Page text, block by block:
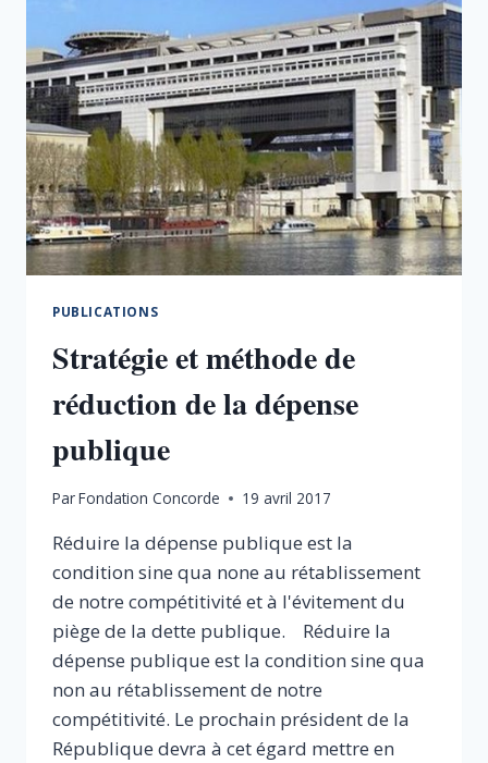
PUBLICATIONS
Stratégie et méthode de
réduction de la dépense
publique
ParFondation Concorde 19 avril 2017
Réduire la dépense publique est la
condition sine qua none au rétablissement
de notre compétitivité et à l'évitement du
piège de la dette publique. Réduire la
dépense publique est la condition sine qua
non au rétablissement de notre
compétitivité. Le prochain président de la
République devra à cet égard mettre en